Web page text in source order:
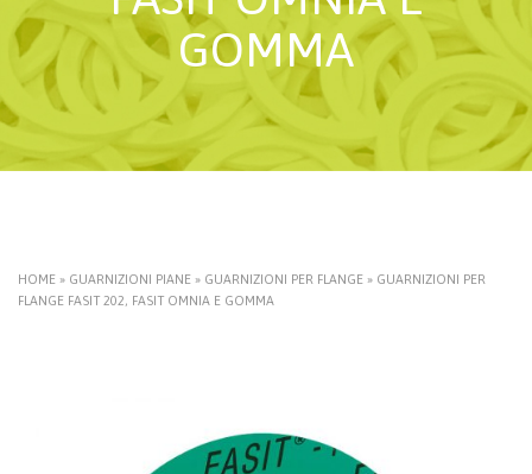
GOMMA
HOME » GUARNIZIONI PIANE » GUARNIZIONI PER FLANGE » GUARNIZIONI PER
FLANGE FASIT 202, FASIT OMNIA E GOMMA